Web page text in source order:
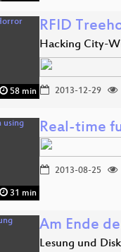
58 min
RFID
Hacking City-
2013-12-29
31 min
Real-time
2013-08-25
Am Ende
Lesung und